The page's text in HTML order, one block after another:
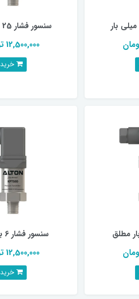
سنسور فشار 25 بار مطلق
12,500,000 تومان
خرید
سنسور فشار 6 بار مطلق
12,500,000 تومان
خرید